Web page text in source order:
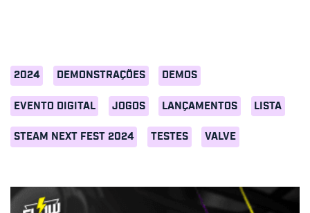
2024 DEMONSTRAÇÕES DEMOS
EVENTO DIGITAL JOGOS LANÇAMENTOS LISTA
STEAM NEXT FEST 2024 TESTES VALVE